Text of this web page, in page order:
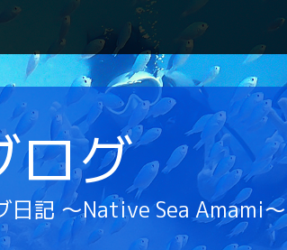
ログ
日記 ～Native Sea Amami～